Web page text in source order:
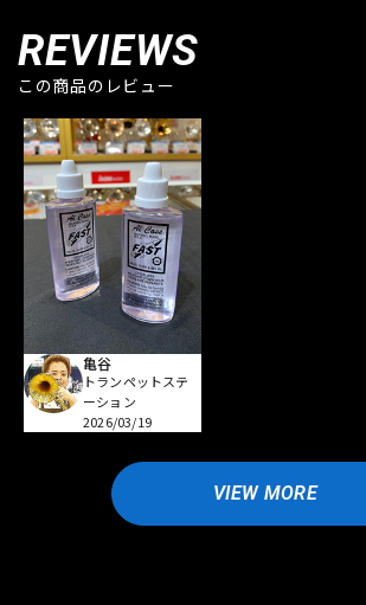
REVIEWS
この商品のレビュー
亀谷
トランペットステ
ーション
2026/03/19
VIEW MORE